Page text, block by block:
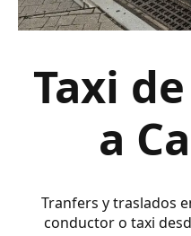
Taxi
a
Tranfers y traslados
conductor o taxi